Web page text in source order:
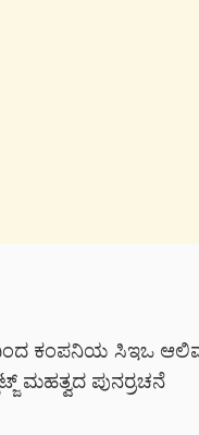
ಕಂಪನಿಯ ಸಿಇಒ
ಮಹತ್ವದ ಪುನರ್ರಚನೆ